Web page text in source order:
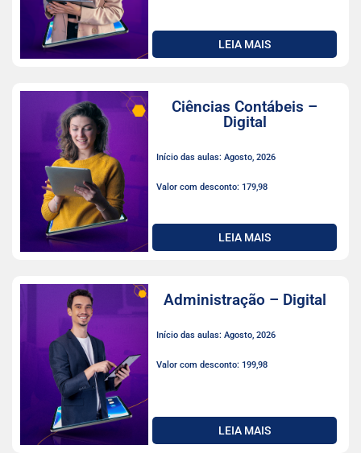
LEIA MAIS
Ciências Contábeis –
Digital
Início das aulas: Agosto, 2026
Valor com desconto: 179,98
LEIA MAIS
Administração – Digital
Início das aulas: Agosto, 2026
Valor com desconto: 199,98
LEIA MAIS